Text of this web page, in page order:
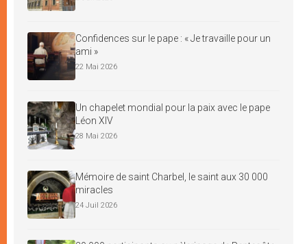
Confidences sur le pape : « Je travaille pour un
ami »
22 Mai 2026
Un chapelet mondial pour la paix avec le pape
Léon XIV
28 Mai 2026
Mémoire de saint Charbel, le saint aux 30 000
miracles
24 Juil 2026